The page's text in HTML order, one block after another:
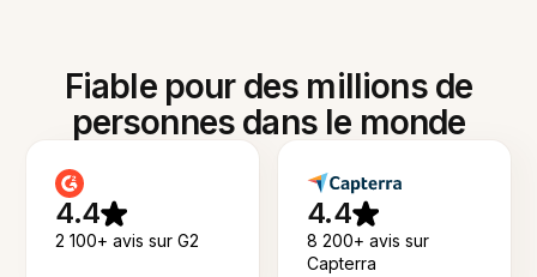
Fiable pour des millions de
personnes dans le monde
4.4
2 100+ avis sur G2
4.4
8 200+ avis sur
Capterra